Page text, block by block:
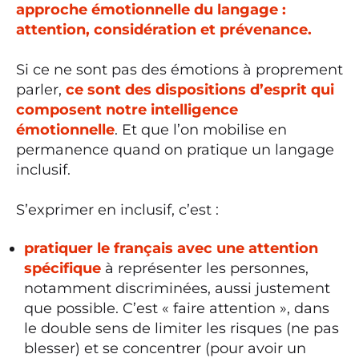
approche émotionnelle du langage :
attention, considération et prévenance.
Si ce ne sont pas des émotions à proprement
parler, ce sont des dispositions d’esprit qui
composent notre intelligence
émotionnelle. Et que l’on mobilise en
permanence quand on pratique un langage
inclusif.
S’exprimer en inclusif, c’est :
pratiquer le français avec une attention
spécifique à représenter les personnes,
notamment discriminées, aussi justement
que possible. C’est « faire attention », dans
le double sens de limiter les risques (ne pas
blesser) et se concentrer (pour avoir un